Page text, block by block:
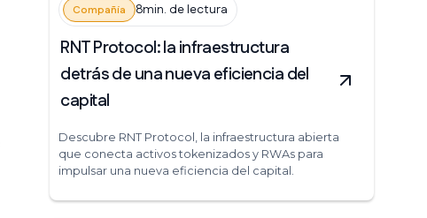
Compañía 8min. de lectura
RNT Protocol: la infraestructura
detrás de una nueva eficiencia del
capital
Descubre RNT Protocol, la infraestructura abierta
que conecta activos tokenizados y RWAs para
impulsar una nueva eficiencia del capital.